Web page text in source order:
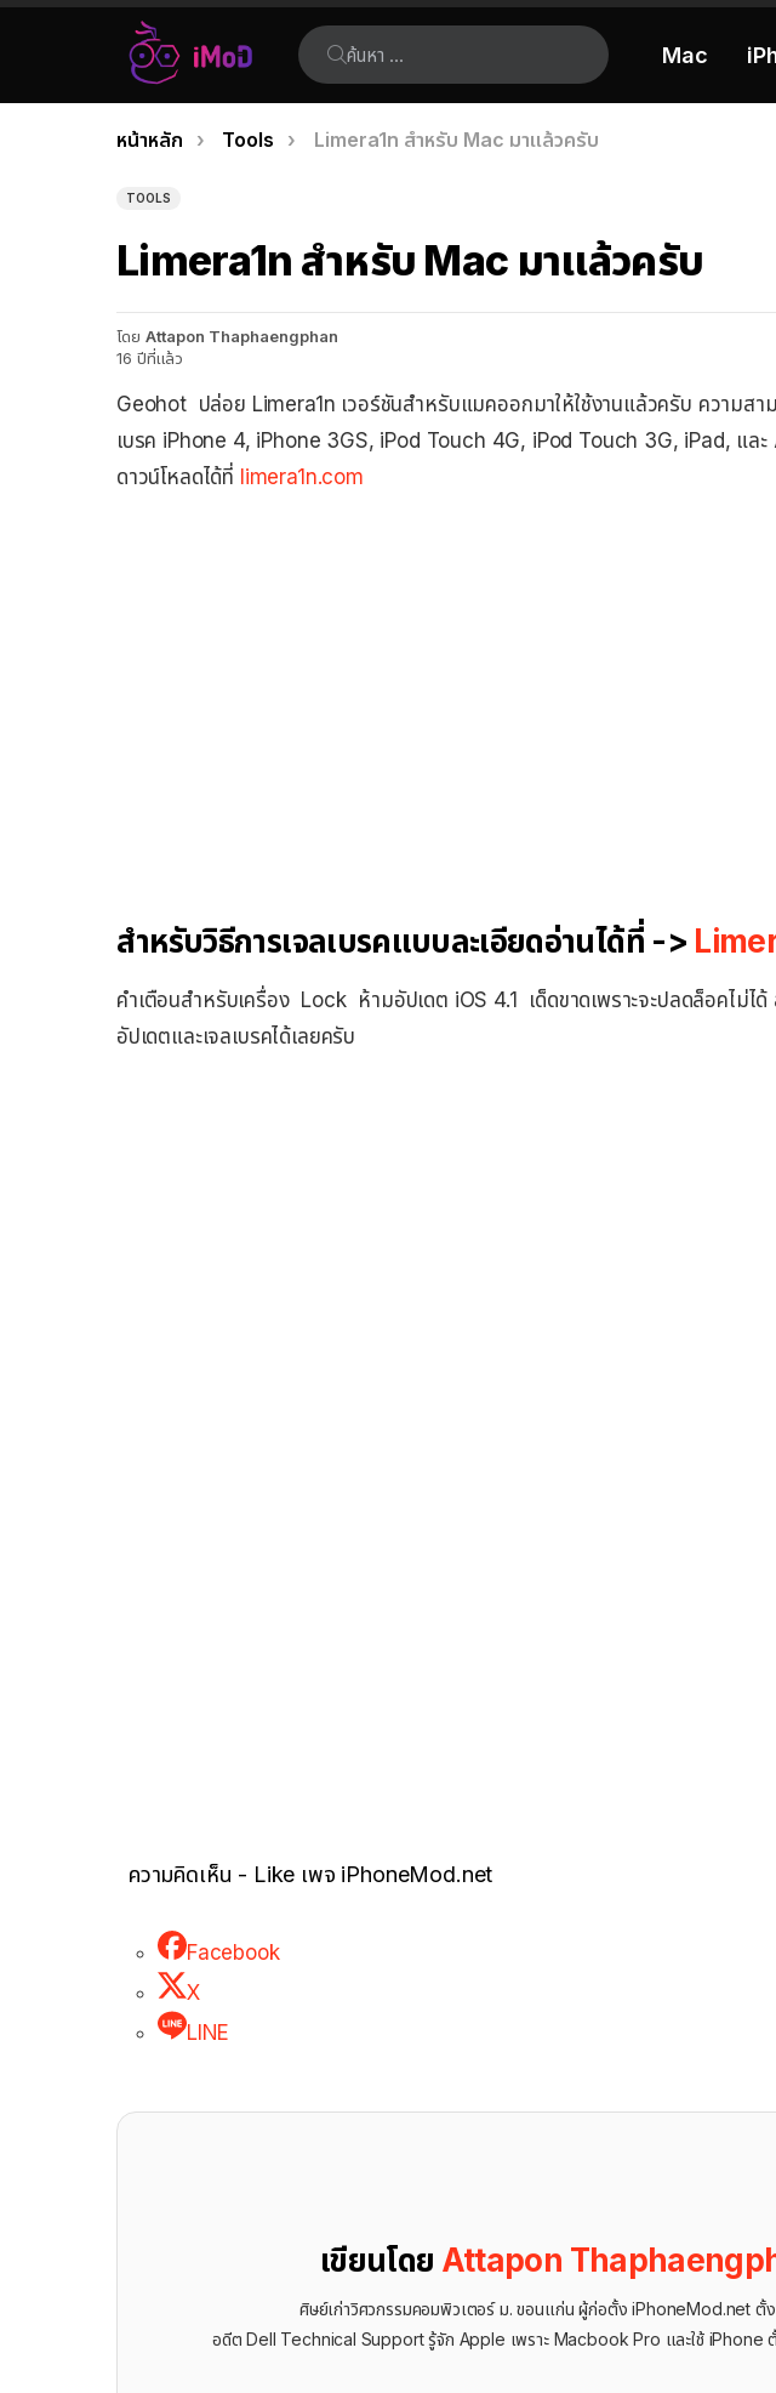
ค้นหา:
Mac
เรื่อง
ล่าสุด
คุณอยู่ที่นี่:
หน้าหลัก Tools Limera1n สำหรับ Mac มาแล้วครับ
TOOLS
Limera1n สำหรับ Mac มาแล้วครับ
โดย Attapon Thaphaengphan
16 ปีที่แล้ว
Geohot ปล่อย Limera1n เวอร์ชันสำหรับแมคออกมาให้ใช้งานแล้วครับ ความสา
เบรค iPhone 4, iPhone 3GS, iPod Touch 4G, iPod Touch 3G, iPad, แล
ดาวน์โหลดได้ที่ limera1n.com
สำหรับวิธีการเจลเบรคแบบละเอียดอ่านได้ที่ ->
คำเตือนสำหรับเครื่อง Lock ห้ามอัปเดต iOS 4.1 เด็ดขาดเพราะจะปลดล็อคไม่ไ
อัปเดตและเจลเบรคได้เลยครับ
ความคิดเห็น - Like เพจ iPhoneMod.net
Facebook
X
LINE
เขียนโดย Attapon
ศิษย์เก่าวิศวกรรมคอมพิวเตอร์ ม. ขอนแก่น ผู้ก่อตั้ง iPhoneMod.net
อดีต Dell Technical Support รู้จัก ​Apple เพราะ Macbook Pro และใช้ iPhone